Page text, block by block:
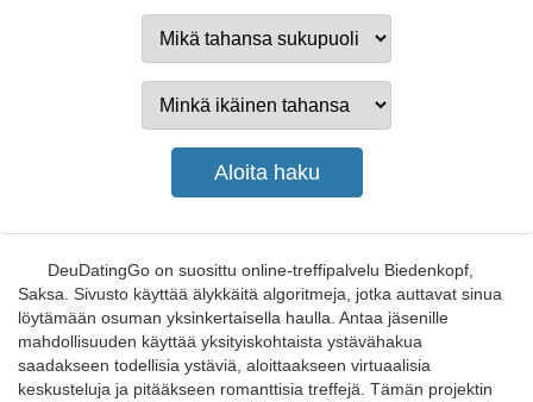
DeuDatingGo on suosittu online-treffipalvelu Biedenkopf,
Saksa. Sivusto käyttää älykkäitä algoritmeja, jotka auttavat sinua
löytämään osuman yksinkertaisella haulla. Antaa jäsenille
mahdollisuuden käyttää yksityiskohtaista ystävähakua
saadakseen todellisia ystäviä, aloittaakseen virtuaalisia
keskusteluja ja pitääkseen romanttisia treffejä. Tämän projektin